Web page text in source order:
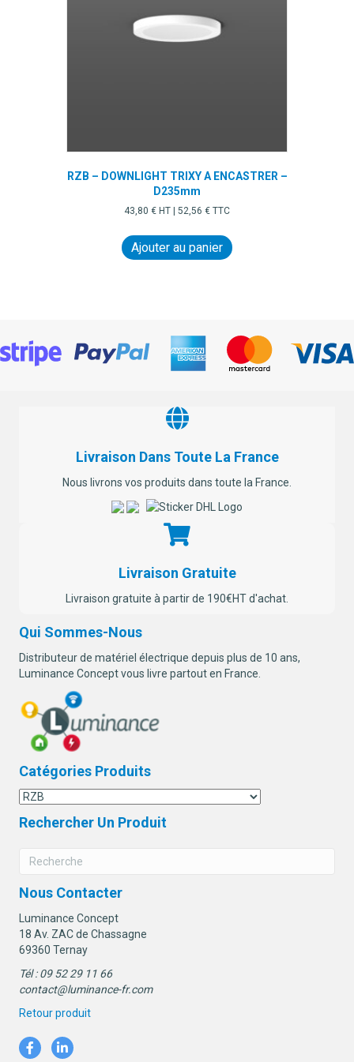
RZB – DOWNLIGHT TRIXY A ENCASTRER –
D235mm
43,80 € HT | 52,56 € TTC
Ajouter au panier
Livraison Dans Toute La France
Nous livrons vos produits dans toute la France.
Livraison Gratuite
Livraison gratuite à partir de 190€HT d'achat.
Qui Sommes-Nous
Distributeur de matériel électrique depuis plus de 10 ans,
Luminance Concept vous livre partout en France.
Catégories Produits
Rechercher Un Produit
Nous Contacter
Luminance Concept
18 Av. ZAC de Chassagne
69360 Ternay
Tél : 09 52 29 11 66
contact@luminance-fr.com
Retour produit